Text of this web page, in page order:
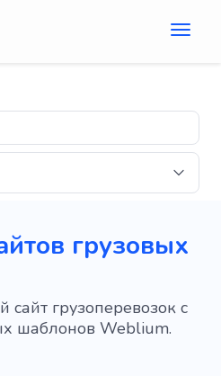
грузовых
сайт грузоперевозок с
шаблонов Weblium.